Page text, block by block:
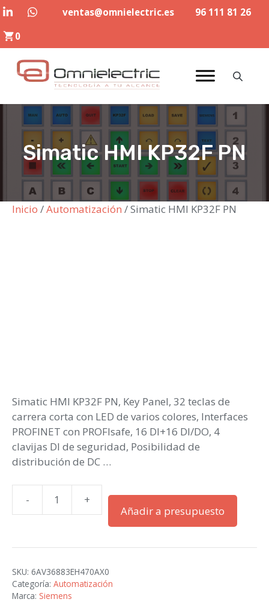
Saltar
contenido
ventas@omnielectric.es
96 111 81 26
0
Simatic HMI KP32F PN
Inicio /Automatización / Simatic HMI KP32F PN
Simatic HMI KP32F PN, Key Panel, 32 teclas de
carrera corta con LED de varios colores, Interfaces
PROFINET con PROFIsafe, 16 DI+16 DI/DO, 4
clavijas DI de seguridad, Posibilidad de
distribución de DC …
-
Simatic
HMI
PN
cantidad
+
Añadir a presupuesto
SKU: 6AV36883EH470AX0
Categoría: Automatización
Marca: Siemens